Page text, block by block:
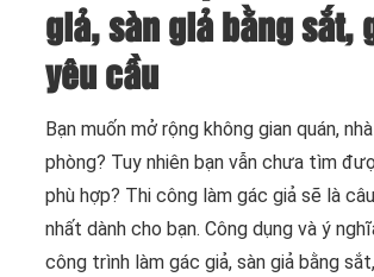
giả, sàn giả bằng sắt,
yêu cầu
Bạn muốn mở rộng không gian quán,
phòng? Tuy nhiên bạn vẫn chưa tìm
phù hợp? Thi công làm gác giả sẽ là
nhất dành cho bạn. Công dụng và ý
công trình làm gác giả, sàn giả bằng